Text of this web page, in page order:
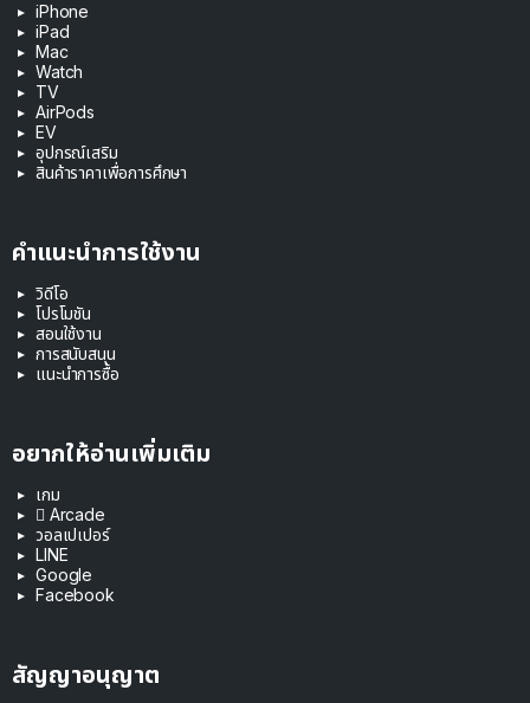
iPhone
iPad
Mac
Watch
TV
AirPods
EV
อุปกรณ์เสริม
สินค้าราคาเพื่อการศึกษา
คำแนะนำการใช้งาน
วิดีโอ
โปรโมชัน
สอนใช้งาน
การสนับสนุน
แนะนำการซื้อ
อยากให้อ่านเพิ่มเติม
เกม
 Arcade
วอลเปเปอร์
LINE
Google
Facebook
สัญญาอนุญาต